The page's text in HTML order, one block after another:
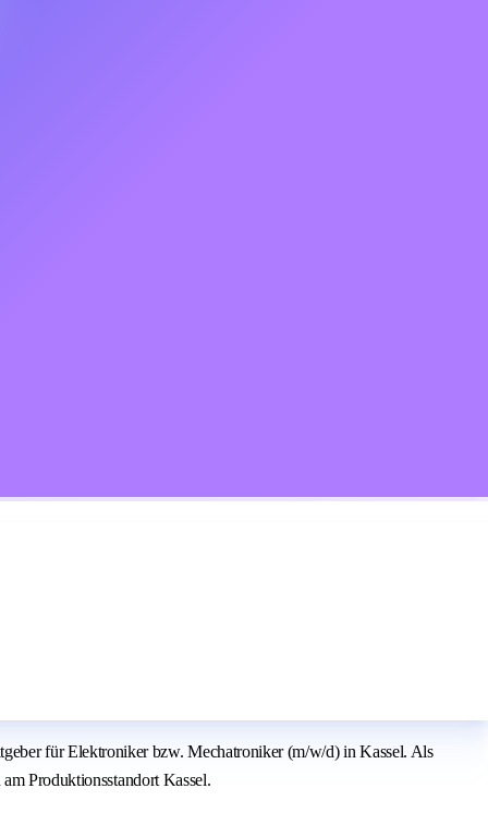
für Elektroniker bzw. Mechatroniker (m/w/d) in Kassel. Als
Produktionsstandort Kassel.